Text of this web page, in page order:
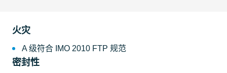
火灾
A 级符合 IMO 2010 FTP 规范
密封性